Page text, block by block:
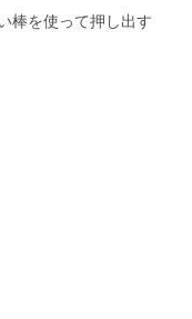
棒を使って押し出す